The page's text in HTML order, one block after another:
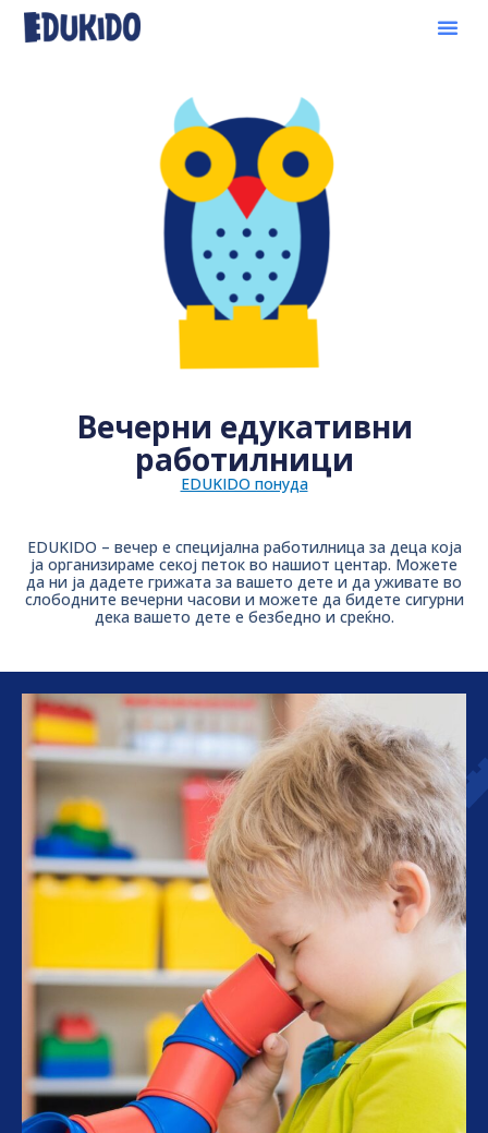
Вечерни едукативни
работилници
EDUKIDO понуда
EDUKIDO – вечер е специјална работилница за деца која
ја организираме секој петок во нашиот центар. Можете
да ни ја дадете грижата за вашето дете и да уживате во
слободните вечерни часови и можете да бидете сигурни
дека вашето дете е безбедно и среќно.